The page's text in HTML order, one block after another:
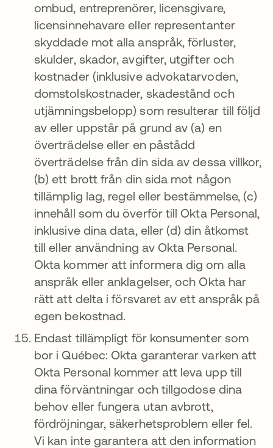
ombud, entreprenörer, licensgivare,
licensinnehavare eller representanter
skyddade mot alla anspråk, förluster,
skulder, skador, avgifter, utgifter och
kostnader (inklusive advokatarvoden,
domstolskostnader, skadestånd och
utjämningsbelopp) som resulterar till följd
av eller uppstår på grund av (a) en
överträdelse eller en påstådd
överträdelse från din sida av dessa villkor,
(b) ett brott från din sida mot någon
tillämplig lag, regel eller bestämmelse, (c)
innehåll som du överför till Okta Personal,
inklusive dina data, eller (d) din åtkomst
till eller användning av Okta Personal.
Okta kommer att informera dig om alla
anspråk eller anklagelser, och Okta har
rätt att delta i försvaret av ett anspråk på
egen bekostnad.
Endast tillämpligt för konsumenter som
bor i Québec: Okta garanterar varken att
Okta Personal kommer att leva upp till
dina förväntningar och tillgodose dina
behov eller fungera utan avbrott,
fördröjningar, säkerhetsproblem eller fel.
Vi kan inte garantera att den information